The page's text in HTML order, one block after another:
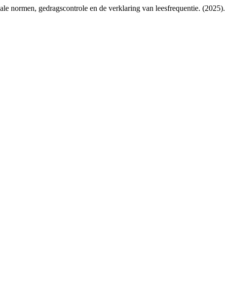
normen, gedragscontrole en de verklaring van leesfrequentie. (2025).